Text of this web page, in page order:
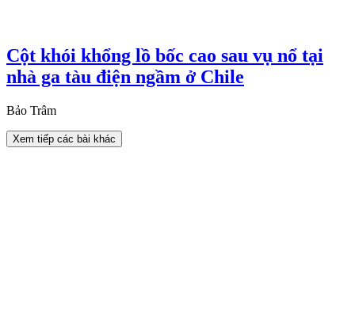
Cột khói khổng lồ bốc cao sau vụ nổ tại
nhà ga tàu điện ngầm ở Chile
Bảo Trâm
Xem tiếp các bài khác